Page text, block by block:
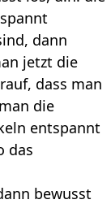
dann
jetzt die
dass man
die
entspannt
das
bewusst